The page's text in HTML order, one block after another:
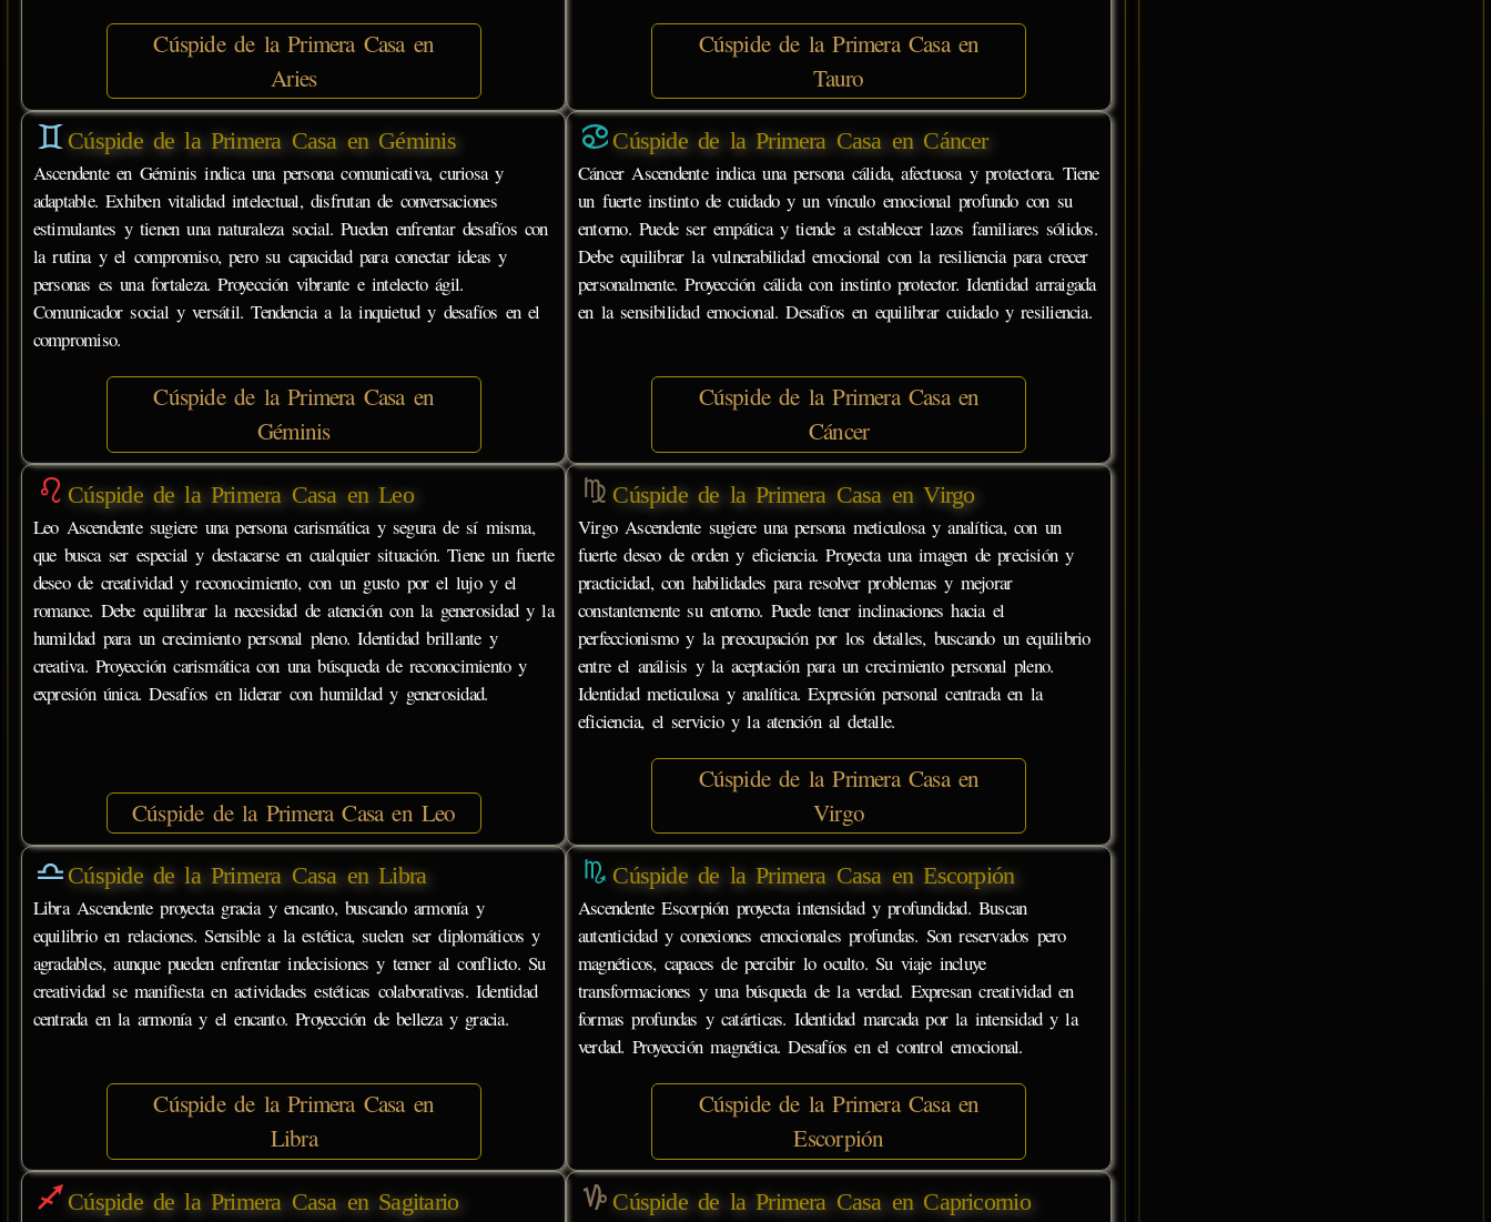
Cúspide de la Primera Casa en
Aries
Cúspide de la Primera Casa en
Tauro
Cúspide de la Primera Casa en Géminis
Ascendente en Géminis indica una persona comunicativa, curiosa y
adaptable. Exhiben vitalidad intelectual, disfrutan de conversaciones
estimulantes y tienen una naturaleza social. Pueden enfrentar desafíos con
la rutina y el compromiso, pero su capacidad para conectar ideas y
personas es una fortaleza. Proyección vibrante e intelecto ágil.
Comunicador social y versátil. Tendencia a la inquietud y desafíos en el
compromiso.
Cúspide de la Primera Casa en
Géminis
Cúspide de la Primera Casa en Cáncer
Cáncer Ascendente indica una persona cálida, afectuosa y protectora. Tiene
un fuerte instinto de cuidado y un vínculo emocional profundo con su
entorno. Puede ser empática y tiende a establecer lazos familiares sólidos.
Debe equilibrar la vulnerabilidad emocional con la resiliencia para crecer
personalmente. Proyección cálida con instinto protector. Identidad arraigada
en la sensibilidad emocional. Desafíos en equilibrar cuidado y resiliencia.
Cúspide de la Primera Casa en
Cáncer
Cúspide de la Primera Casa en Leo
Leo Ascendente sugiere una persona carismática y segura de sí misma,
que busca ser especial y destacarse en cualquier situación. Tiene un fuerte
deseo de creatividad y reconocimiento, con un gusto por el lujo y el
romance. Debe equilibrar la necesidad de atención con la generosidad y la
humildad para un crecimiento personal pleno. Identidad brillante y
creativa. Proyección carismática con una búsqueda de reconocimiento y
expresión única. Desafíos en liderar con humildad y generosidad.
Cúspide de la Primera Casa en Leo
Cúspide de la Primera Casa en Virgo
Virgo Ascendente sugiere una persona meticulosa y analítica, con un
fuerte deseo de orden y eficiencia. Proyecta una imagen de precisión y
practicidad, con habilidades para resolver problemas y mejorar
constantemente su entorno. Puede tener inclinaciones hacia el
perfeccionismo y la preocupación por los detalles, buscando un equilibrio
entre el análisis y la aceptación para un crecimiento personal pleno.
Identidad meticulosa y analítica. Expresión personal centrada en la
eficiencia, el servicio y la atención al detalle.
Cúspide de la Primera Casa en
Virgo
Cúspide de la Primera Casa en Libra
Libra Ascendente proyecta gracia y encanto, buscando armonía y
equilibrio en relaciones. Sensible a la estética, suelen ser diplomáticos y
agradables, aunque pueden enfrentar indecisiones y temer al conflicto. Su
creatividad se manifiesta en actividades estéticas colaborativas. Identidad
centrada en la armonía y el encanto. Proyección de belleza y gracia.
Cúspide de la Primera Casa en
Libra
Cúspide de la Primera Casa en Escorpión
Ascendente Escorpión proyecta intensidad y profundidad. Buscan
autenticidad y conexiones emocionales profundas. Son reservados pero
magnéticos, capaces de percibir lo oculto. Su viaje incluye
transformaciones y una búsqueda de la verdad. Expresan creatividad en
formas profundas y catárticas. Identidad marcada por la intensidad y la
verdad. Proyección magnética. Desafíos en el control emocional.
Cúspide de la Primera Casa en
Escorpión
Cúspide de la Primera Casa en Sagitario Cúspide de la Primera Casa en Capricornio